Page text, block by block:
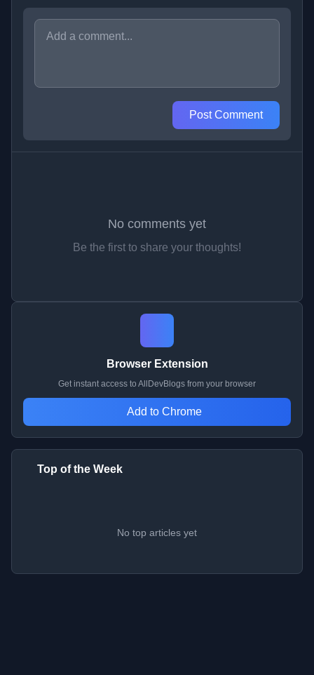
Post Comment
No comments yet
Be the first to share your thoughts!
Browser Extension
Get instant access to AllDevBlogs from your browser
Add to Chrome
Top of the Week
No top articles yet